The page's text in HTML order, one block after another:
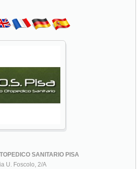
SANITARIO PISA
U. Foscolo, 2/A